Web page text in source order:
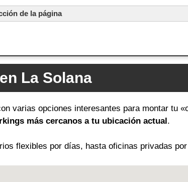
de la página
La Solana
varias opciones interesantes para montar tu
más cercanos a tu ubicación actual.
flexibles por días, hasta oficinas privadas